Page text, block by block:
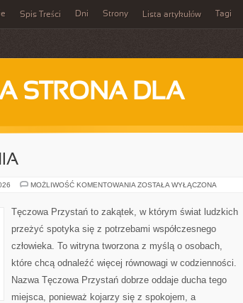
Spis Treści Dni Strony Lista artykułów Tagi
STRONA DLA
MOŻLIWOŚĆ KOMENTOWANIA NOWINKI
ZOSTAŁA WYŁĄCZONA
Tęczowa Przystań to zakątek, w którym świat ludzkich
przeżyć spotyka się z potrzebami współczesnego
człowieka. To witryna tworzona z myślą o osobach,
które chcą odnaleźć więcej równowagi w codzienności.
Nazwa Tęczowa Przystań dobrze oddaje ducha tego
miejsca, ponieważ kojarzy się z spokojem, a